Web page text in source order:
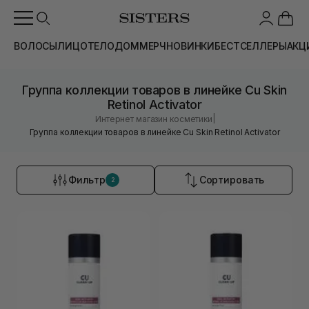
ВОЛОСЫЛИЦОТЕЛОДОММЕРЧНОВИНКИБЕСТСЕЛЛЕРЫ
Группа коллекции товаров в линейке Cu Skin
Retinol Activator
Интернет магазин косметики
Группа коллекции товаров в линейке Cu Skin Retinol Activator
Фильтр 2 Сортировать